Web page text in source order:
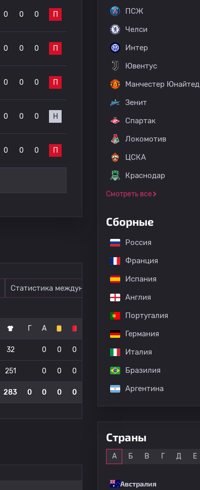
0 0 0 П
0 0 0 П
0 0 0 П
0 0 0 Н
0 0 0 П
Статистика международных матчей
Г А
32 0 0 0
251 0 0 0
283 0 0 0 0
ПСЖ
Челси
Интер
Ювентус
Манчестер Юнайтед
Зенит
Спартак
Локомотив
ЦСКА
Краснодар
Смотреть все
Сборные
Россия
Франция
Испания
Англия
Португалия
Германия
Италия
Бразилия
Аргентина
Страны
А Б В Г Д Е
Австралия